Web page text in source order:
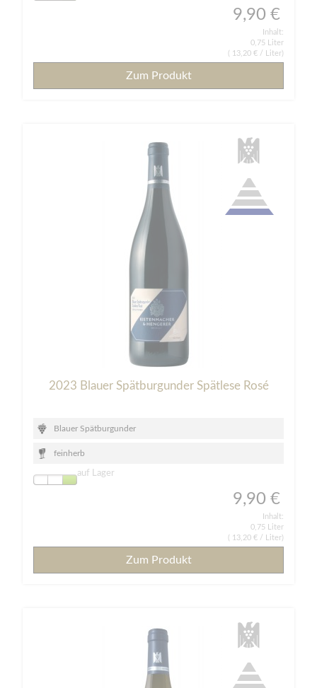
9,90 €
Inhalt:
0,75 Liter
13,20 € / Liter)
Zum Produkt
2023 Blauer Spätburgunder Spätlese Rosé
Blauer Spätburgunder
feinherb
auf Lager
9,90 €
Inhalt:
0,75 Liter
13,20 € / Liter)
Zum Produkt